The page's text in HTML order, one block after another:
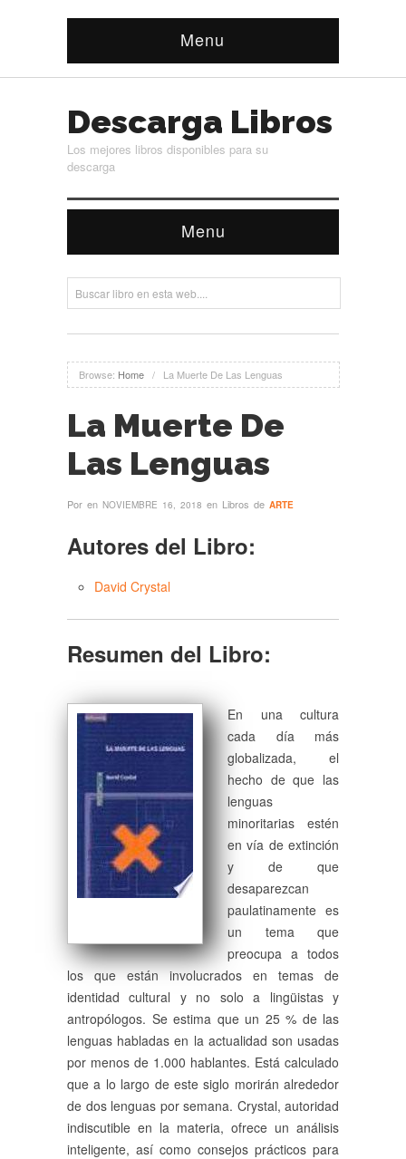
Menu
Descarga Libros
Los mejores libros disponibles para su
descarga
Menu
Browse: Home / La Muerte De Las Lenguas
La Muerte De
Las Lenguas
Por en NOVIEMBRE 16, 2018 en Libros de ARTE
Autores del Libro:
David Crystal
Resumen del Libro:
En una cultura
cada día más
globalizada, el
hecho de que las
lenguas
minoritarias estén
en vía de extinción
y de que
desaparezcan
paulatinamente es
un tema que
preocupa a todos
los que están involucrados en temas de
identidad cultural y no solo a lingüistas y
antropólogos. Se estima que un 25 % de las
lenguas habladas en la actualidad son usadas
por menos de 1.000 hablantes. Está calculado
que a lo largo de este siglo morirán alrededor
de dos lenguas por semana. Crystal, autoridad
indiscutible en la materia, ofrece un análisis
inteligente, así como consejos prácticos para